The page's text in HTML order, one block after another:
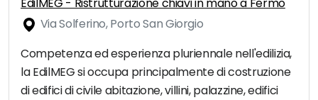
EdilMEG - Ristrutturazione chiavi in mano a Fermo
Via Solferino, Porto San Giorgio
Competenza ed esperienza pluriennale nell'edilizia,
la EdilMEG si occupa principalmente di costruzione
di edifici di civile abitazione, villini, palazzine, edifici